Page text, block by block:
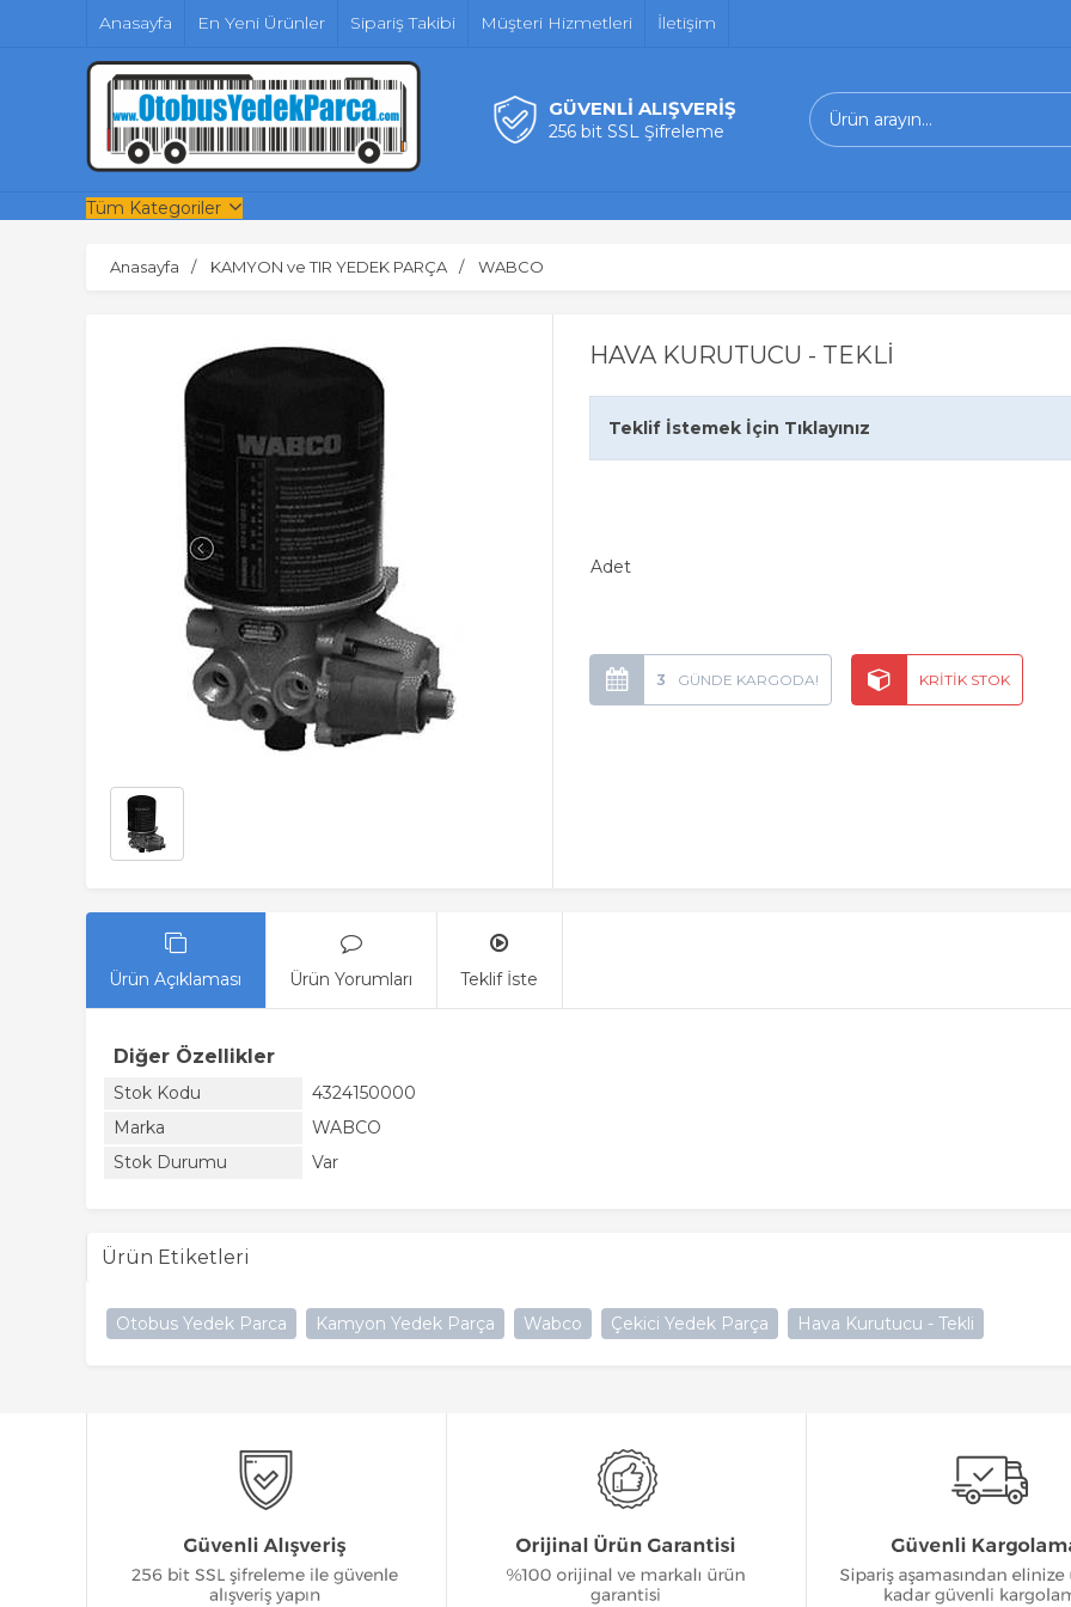
Anasayfa En Yeni Ürünler Sipariş Takibi Müşteri Hizmetleri İletişim
GÜVENLİ ALIŞVERİŞ
256 bit SSL Şifreleme
Tüm Kategoriler
Anasayfa KAMYON ve TIR YEDEK PARÇA WABCO
HAVA KURUTUCU - TEKLİ
Teklif İstemek İçin Tıklayınız
Adet
3
Ürün Açıklaması Ürün Yorumları Teklif İste
Diğer Özellikler
Stok Kodu
4324150000
Marka
WABCO
Stok Durumu
Var
Ürün Etiketleri
Otobus Yedek Parca Kamyon Yedek Parça Wabco Çekici Yedek Parça Hava Kurutucu - Tekli